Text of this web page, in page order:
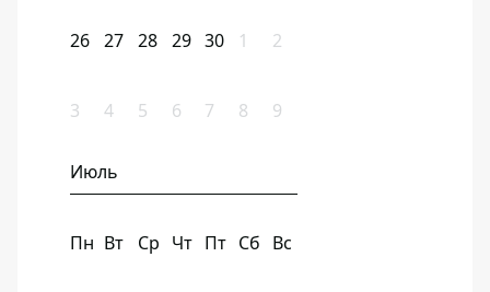
26 27 28 29 30 1 2
3 4 5 6 7 8 9
Июль
Пн Вт Ср Чт Пт Сб Вс